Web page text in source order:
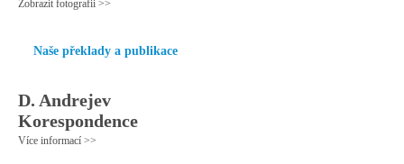
Zobrazit fotografii >>
Naše překlady a publikace
D. Andrejev
Korespondence
Více informací >>